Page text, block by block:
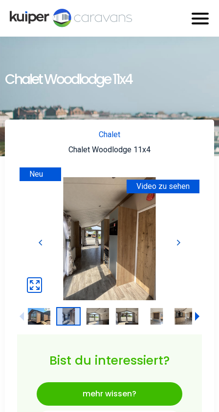
Chalet Woodlodge 11x4
Chalet
Chalet Woodlodge 11x4
Neu
Video zu sehen
Bist du interessiert?
mehr wissen?